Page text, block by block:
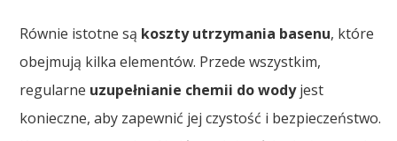
Równie istotne są koszty utrzymania basenu, które
obejmują kilka elementów. Przede wszystkim,
regularne uzupełnianie chemii do wodyjest
konieczne, aby zapewnić jej czystość i bezpieczeństwo.